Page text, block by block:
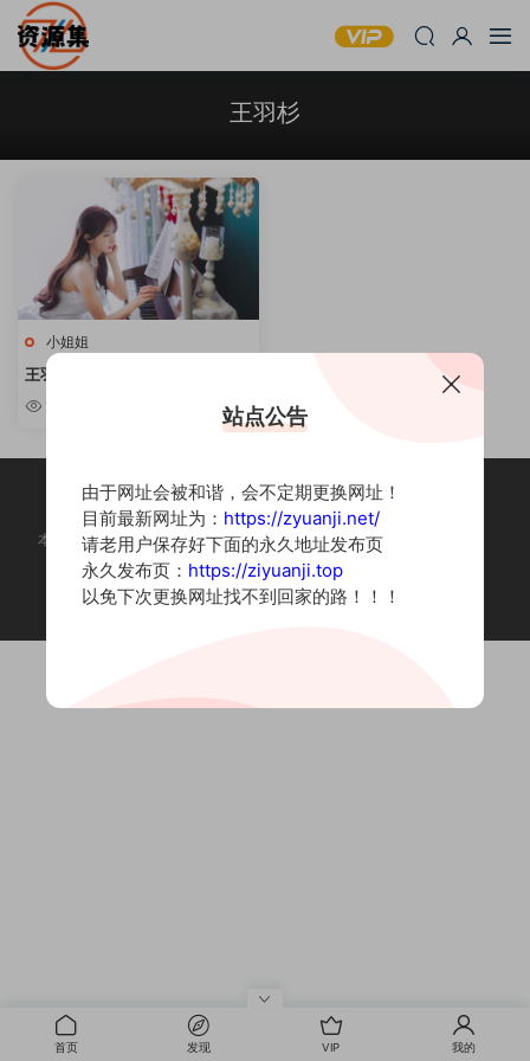
王羽杉
小姐姐
王羽杉 14套合集 [持续更新]
本站为摄影写真图片网站，内容来自网络收集整理，仅作个人学习使用。
如有违法内容请联系删除
Copyright © 2022 资源集
首页 发现 VIP 我的
站点公告
由于网址会被和谐，会不定期更换网址！
目前最新网址为： https://zyuanji.net/
请老用户保存好下面的永久地址发布页
永久发布页： https://ziyuanji.top
以免下次更换网址找不到回家的路！！！